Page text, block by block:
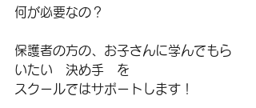
何が必要なの？
保護者の方の、お子さんに学んでもら
いたい　決め手　を
スクールではサポートします！